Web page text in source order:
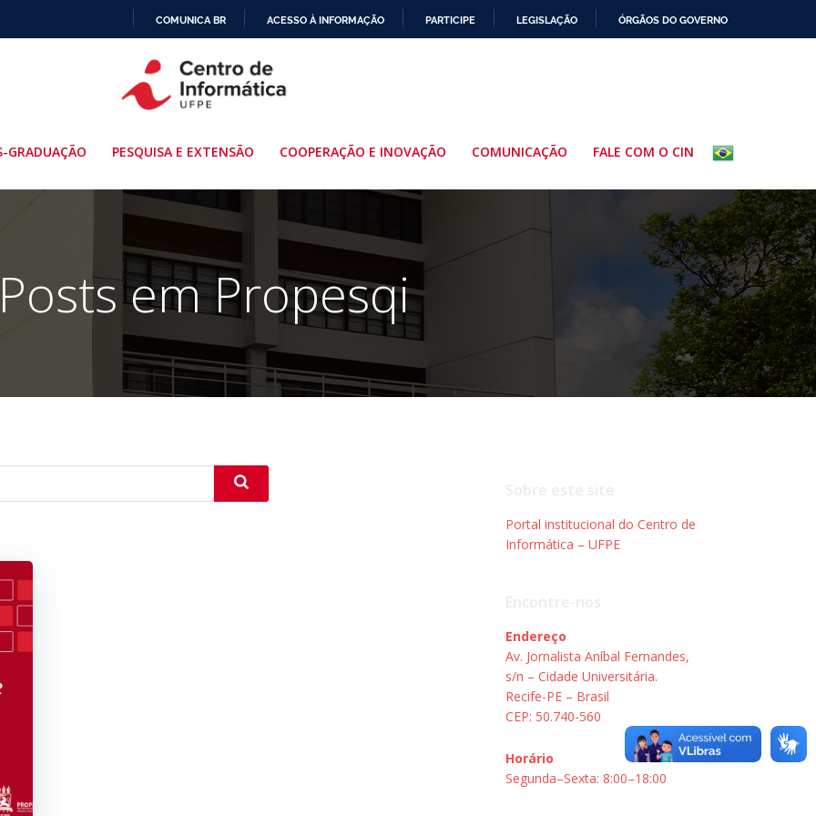
PARA
O
COMUNICA BR ACESSO À INFORMAÇÃO PARTICIPE LEGISLAÇÃO ÓRGÃOS DO GOVERNO
GRADUAÇÃO PESQUISA E EXTENSÃO COOPERAÇÃO E INOVAÇÃO COMUNICAÇÃO FALE COM O CIN
Posts em Propesqi
Portal institucional do Centro de
Informática – UFPE
Endereço
Av. Jornalista Aníbal Fernandes,
s/n – Cidade Universitária.
Recife-PE – Brasil
CEP: 50.740-560
Horário
Segunda–Sexta: 8:00–18:00